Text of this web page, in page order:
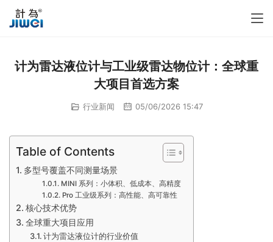
计为雷达液位计与工业级雷达物位计：全球重
大项目首选方案
行业新闻 05/06/2026 15:47
Table of Contents
多型号覆盖不同测量场景
MINI 系列：小体积、低成本、高精度
Pro 工业级系列：高性能、高可靠性
核心技术优势
全球重大项目应用
计为雷达液位计的行业价值